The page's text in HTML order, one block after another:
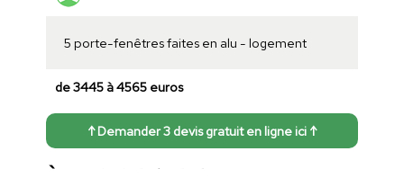
5 porte-fenêtres faites en alu - logement
de 3445 à 4565 euros
↑ Demander 3 devis gratuit en ligne ici ↑